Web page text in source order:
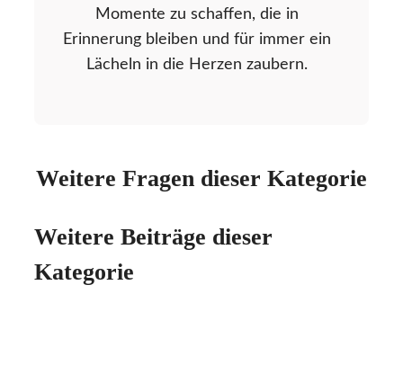
Momente zu schaffen, die in
Erinnerung bleiben und für immer ein
Lächeln in die Herzen zaubern.
Weitere Fragen dieser Kategorie
Weitere Beiträge dieser
Kategorie